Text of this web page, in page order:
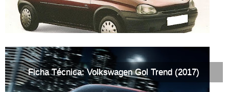
Ficha Técnica: Volkswagen Gol Trend (2017)